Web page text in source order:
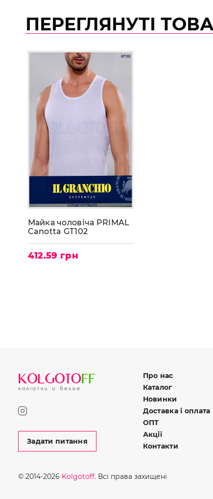
ПЕРЕГЛЯНУТІ
Майка чоловіча PRIMAL
Canotta GT102
412.59 грн
Задати питання
Про нас
Каталог
Новинки
Доставка і оплата
ОПТ
Акції
Контакти
© 2014-2026 Kolgotoff. Всі права захищені